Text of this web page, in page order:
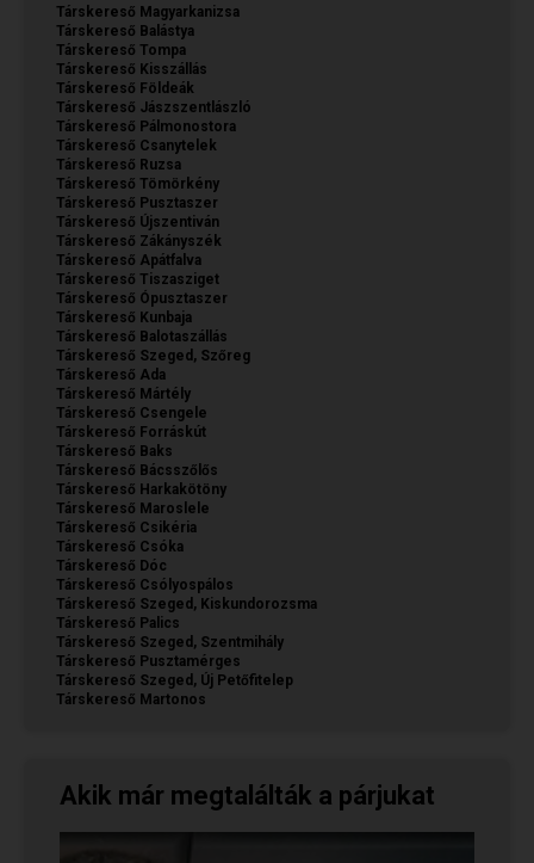
Társkereső Magyarkanizsa
Társkereső Balástya
Társkereső Tompa
Társkereső Kisszállás
Társkereső Földeák
Társkereső Jászszentlászló
Társkereső Pálmonostora
Társkereső Csanytelek
Társkereső Ruzsa
Társkereső Tömörkény
Társkereső Pusztaszer
Társkereső Újszentiván
Társkereső Zákányszék
Társkereső Apátfalva
Társkereső Tiszasziget
Társkereső Ópusztaszer
Társkereső Kunbaja
Társkereső Balotaszállás
Társkereső Szeged, Szőreg
Társkereső Ada
Társkereső Mártély
Társkereső Csengele
Társkereső Forráskút
Társkereső Baks
Társkereső Bácsszőlős
Társkereső Harkakötöny
Társkereső Maroslele
Társkereső Csikéria
Társkereső Csóka
Társkereső Dóc
Társkereső Csólyospálos
Társkereső Szeged, Kiskundorozsma
Társkereső Palics
Társkereső Szeged, Szentmihály
Társkereső Pusztamérges
Társkereső Szeged, Új Petőfitelep
Társkereső Martonos
Akik már megtalálták a párjukat